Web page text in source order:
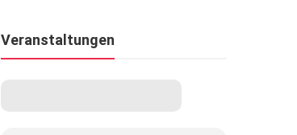
Veranstaltungen